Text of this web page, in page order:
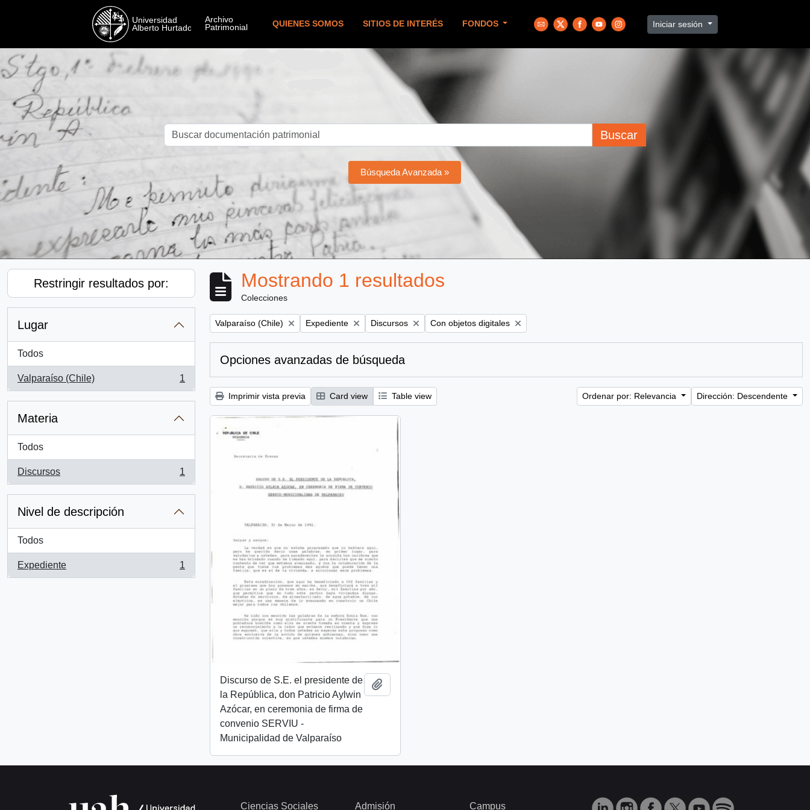
QUIENES SOMOS SITIOS DE INTERÉS FONDOS Iniciar sesión
Buscar
Búsqueda Avanzada »
Restringir resultados por:
Lugar
Todos
Valparaíso (Chile)
, 1 resultados
1
Materia
Todos
Discursos
, 1 resultados
1
Nivel de descripción
Todos
Expediente
, 1 resultados
1
Mostrando 1 resultados
Colecciones
Remove filter:
Valparaíso (Chile) Remove filter:
Expediente Remove filter:
Discursos Remove filter:
Con objetos digitales
Opciones avanzadas de búsqueda
Imprimir vista previa Card view Table view Ordenar por: Relevancia Dirección: Descendente
Discurso de S.E. el presidente de
la República, don Patricio Aylwin
Azócar, en ceremonia de firma de
convenio SERVIU -
Municipalidad de Valparaíso
Ciencias Sociales Admisión Campus